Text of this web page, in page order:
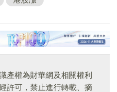
產權為財華網及相關權利
許可，禁止進行轉載、摘